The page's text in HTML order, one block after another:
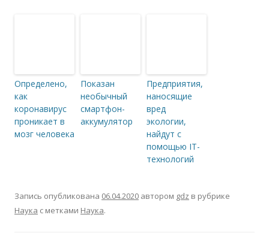
Определено,
как
коронавирус
проникает в
мозг человека
Показан
необычный
смартфон-
аккумулятор
Предприятия,
наносящие
вред
экологии,
найдут с
помощью IT-
технологий
Запись опубликована 06.04.2020 автором gdz в рубрике
Наука с метками Наука.